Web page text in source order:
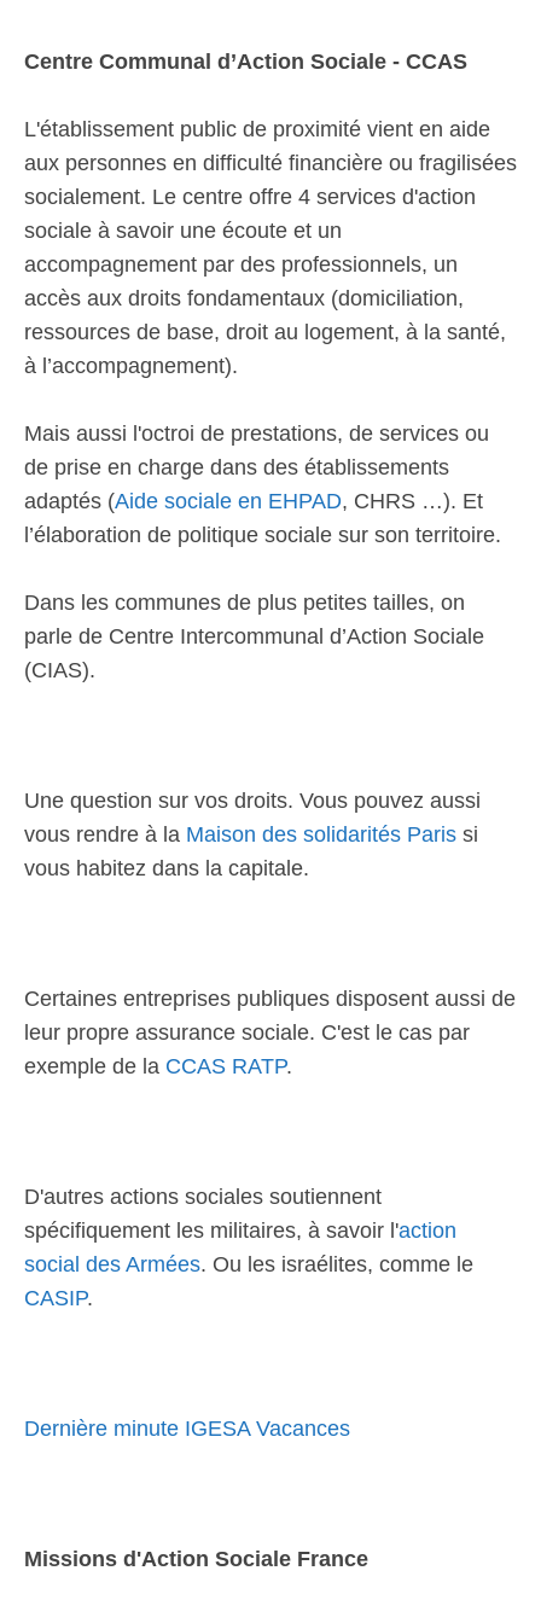
Centre Communal d’Action Sociale - CCAS
L'établissement public de proximité vient en aide
aux personnes en difficulté financière ou fragilisées
socialement. Le centre offre 4 services d'action
sociale à savoir une écoute et un
accompagnement par des professionnels, un
accès aux droits fondamentaux (domiciliation,
ressources de base, droit au logement, à la santé,
à l’accompagnement).
Mais aussi l'octroi de prestations, de services ou
de prise en charge dans des établissements
adaptés (Aide sociale en EHPAD, CHRS …). Et
l’élaboration de politique sociale sur son territoire.
Dans les communes de plus petites tailles, on
parle de Centre Intercommunal d’Action Sociale
(CIAS).
Une question sur vos droits. Vous pouvez aussi
vous rendre à la Maison des solidarités Paris si
vous habitez dans la capitale.
Certaines entreprises publiques disposent aussi de
leur propre assurance sociale. C'est le cas par
exemple de la CCAS RATP.
D'autres actions sociales soutiennent
spécifiquement les militaires, à savoir l'action
social des Armées. Ou les israélites, comme le
CASIP.
Dernière minute IGESA Vacances
Missions d'Action Sociale France